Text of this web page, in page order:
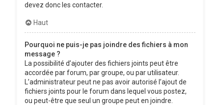
devez donc les contacter.
Haut
Pourquoi ne puis-je pas joindre des fichiers à mon
message ?
La possibilité d’ajouter des fichiers joints peut être
accordée par forum, par groupe, ou par utilisateur.
L’administrateur peut ne pas avoir autorisé l’ajout de
fichiers joints pour le forum dans lequel vous postez,
ou peut-être que seul un groupe peut en joindre.